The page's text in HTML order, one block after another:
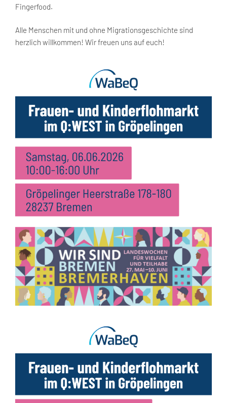
Fingerfood.
Alle Menschen mit und ohne Migrationsgeschichte sind
herzlich willkommen! Wir freuen uns auf euch!